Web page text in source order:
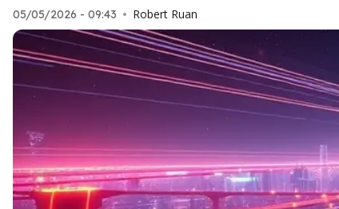
05/05/2026 - 09:43 • Robert Ruan